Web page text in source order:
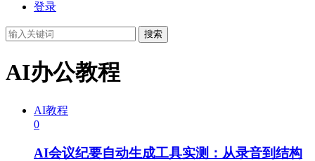
登录
搜索
AI办公教程
AI教程
0
AI会议纪要自动生成工具实测：从录音到结构